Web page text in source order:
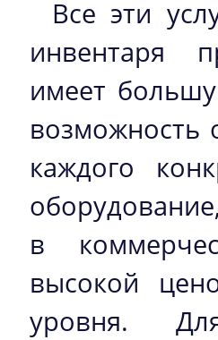
Все эти
инвентаря
имеет
возможность
каждого
в
высокой
уровня.